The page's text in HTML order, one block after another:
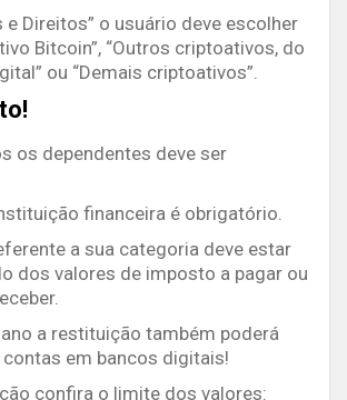
e Direitos” o usuário deve escolher
Bitcoin”, “Outros criptoativos, do
ou “Demais criptoativos”.
os dependentes deve ser
financeira é obrigatório.
a sua categoria deve estar
dos valores de imposto a pagar ou
a restituição também poderá
em bancos digitais!
confira o limite dos valores: